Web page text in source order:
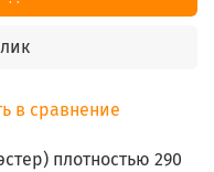
в сравнение
плотностью 290